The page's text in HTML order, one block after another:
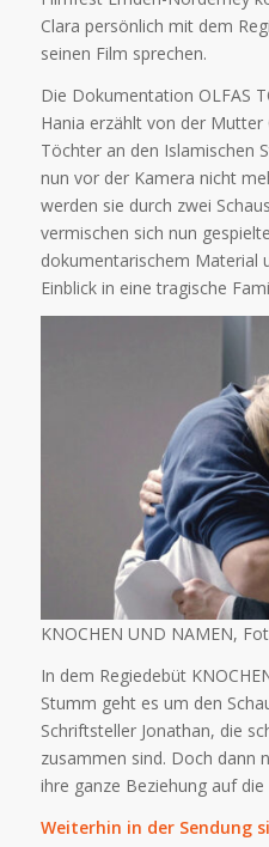
Clara persönlich mit dem
seinen Film sprechen.
Die Dokumentation OLFAS
Hania erzählt von der
Töchter an den Islamischen
nun vor der Kamera nicht
werden sie durch zwei
vermischen sich nun
dokumentarischem Material
Einblick in eine tragische
KNOCHEN UND NAMEN,
In dem Regiedebüt
Stumm geht es um den
Schriftsteller Jonathan, die
zusammen sind. Doch dann
ihre ganze Beziehung auf
Weiterhin in der Sendung